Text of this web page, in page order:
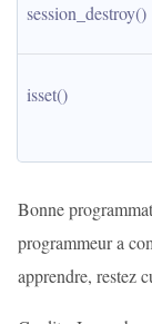
session_destroy()
isset()
Bonne
programmeur a
apprendre, restez